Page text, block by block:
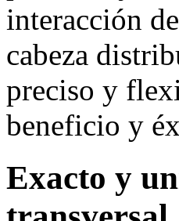
interacción
cabeza
preciso y
beneficio y
Exacto y